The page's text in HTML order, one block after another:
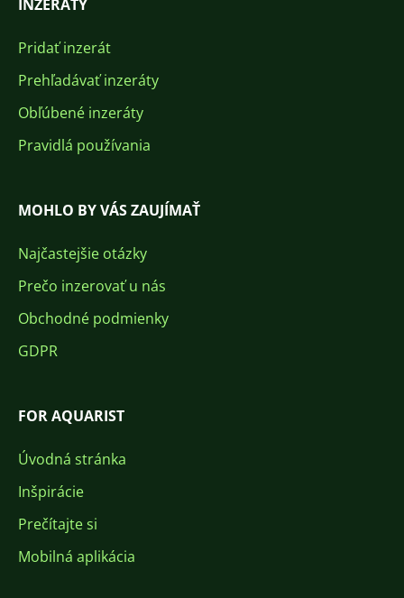
INZERÁTY
Pridať inzerát
Prehľadávať inzeráty
Obľúbené inzeráty
Pravidlá používania
MOHLO BY VÁS ZAUJÍMAŤ
Najčastejšie otázky
Prečo inzerovať u nás
Obchodné podmienky
GDPR
FOR AQUARIST
Úvodná stránka
Inšpirácie
Prečítajte si
Mobilná aplikácia